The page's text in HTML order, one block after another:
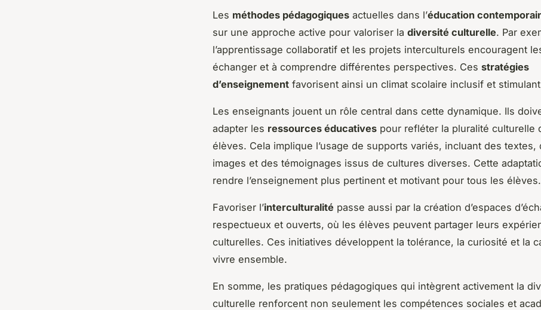
Les méthodes pédagogiques actuelles dans l’éducation
sur une approche active pour valoriser la diversité culturelle. Par
l’apprentissage collaboratif et les projets interculturels encouragent
échanger et à comprendre différentes perspectives. Ces stratégies
d’enseignement favorisent ainsi un climat scolaire inclusif et
Les enseignants jouent un rôle central dans cette dynamique. Ils
adapter les ressources éducatives pour refléter la pluralité culturelle
élèves. Cela implique l’usage de supports variés, incluant des textes,
images et des témoignages issus de cultures diverses. Cette
rendre l’enseignement plus pertinent et motivant pour tous les élèves.
Favoriser l’interculturalité passe aussi par la création d’espaces
respectueux et ouverts, où les élèves peuvent partager leurs
culturelles. Ces initiatives développent la tolérance, la curiosité et la
vivre ensemble.
En somme, les pratiques pédagogiques qui intègrent activement la
culturelle renforcent non seulement les compétences sociales et